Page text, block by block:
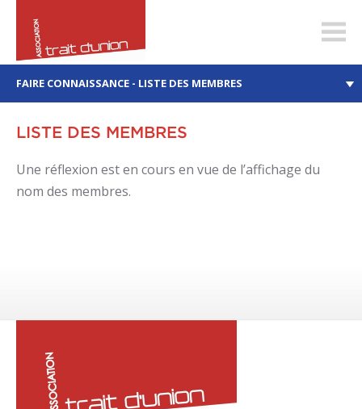
dunion.ch
FAIRE CONNAISSANCE - LISTE DES MEMBRES
LISTE DES MEMBRES
Une réflexion est en cours en vue de l’affichage du
nom des membres.